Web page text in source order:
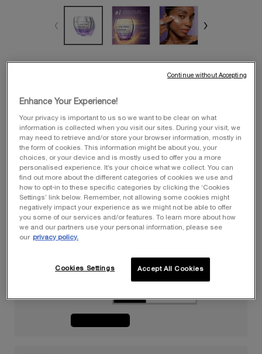
30 ml
102,00 €
MEILLEUR PRIX
Sélectionné
75 ml
155,00 €
, 4 of 4
−
Quantité
+ LOADING ...
Votre offre d’étéⓘ
25% offerts pour tout achat + des cadeaux offerts
Enhance Your Experience!
Your privacy is important to us so we want to be clear on what
information is collected when you visit our sites. During your visit, we
may need to retrieve and/or store your browser information, mostly in
the form of cookies. This information might be about you, your
choices, or your device and is mostly used to offer you a more
personalised experience. It’s your choice what we collect. You can
find out more about the different categories of cookies we use and
how to opt-in to these specific categories by clicking the ‘Cookies
Settings’ link below. Remember, not allowing some cookies might
negatively impact your experience as we might not be able to offer
you some of our services and/or features. To learn more about how
we and our partners use your personal information, please see
our privacy policy.
Cookies Settings Accept All Cookies
Continue without Accepting